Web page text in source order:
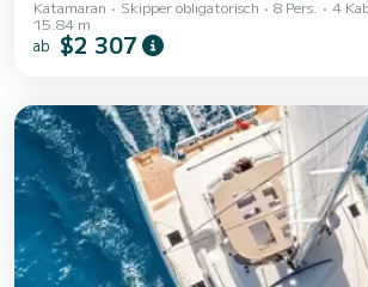
Urlaub mit Familie oder Freunden. Der Katamaran ist 16 Meter lang
und hat 160 PS. Die 4 Kabinen bieten Platz für 9
der Fahrt. Diese Lagoon 52 F - 4 + 1 cab. ist mit 4 Toiletten mit
Charterbedingungen haben, können Si...
Katamaran Skipper obligatorisch 8 Pers. 4
15.84 m
ab $2 307